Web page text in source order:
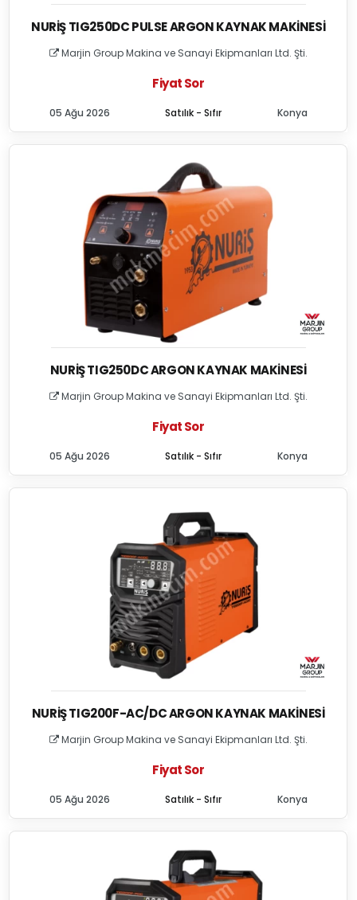
NURIŞ TIG250DC PULSE ARGON KAYNAK MAKINESI
Marjin Group Makina ve Sanayi Ekipmanları Ltd. Şti.
Fiyat Sor
Satılık - Sıfır
05 Ağu 2026 Konya
NURIŞ TIG250DC ARGON KAYNAK MAKINESI
Marjin Group Makina ve Sanayi Ekipmanları Ltd. Şti.
Fiyat Sor
Satılık - Sıfır
05 Ağu 2026 Konya
NURIŞ TIG200F-AC/DC ARGON KAYNAK MAKINESI
Marjin Group Makina ve Sanayi Ekipmanları Ltd. Şti.
Fiyat Sor
Satılık - Sıfır
05 Ağu 2026 Konya